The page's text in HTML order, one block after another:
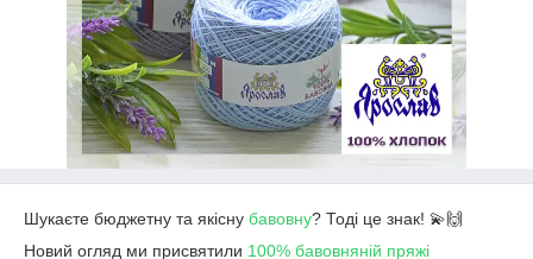
Шукаєте бюджетну та якісну бавовну? Тоді це знак! 💫🙌
Новий огляд ми присвятили 100% бавовняній пряжі